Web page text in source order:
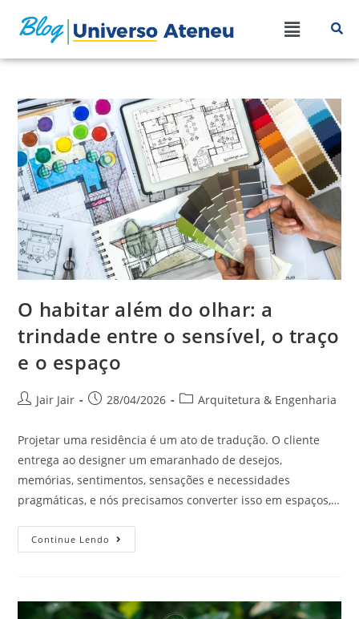
O habitar além do olhar: a
trindade entre o sensível, o traço
e o espaço
Jair Jair 28/04/2026 Arquitetura & Engenharia
Projetar uma residência é um ato de tradução. O cliente
entrega ao designer um emaranhado de desejos,
memórias, sentimentos, sensações e necessidades
pragmáticas, e nós precisamos converter isso em espaços,…
Continue Lendo